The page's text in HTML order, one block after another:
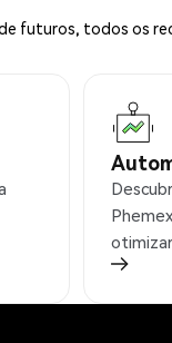
futuros, todos os